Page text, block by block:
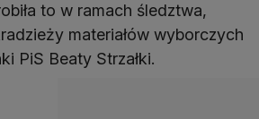
to w ramach śledztwa,
materiałów wyborczych
PiS Beaty Strzałki.